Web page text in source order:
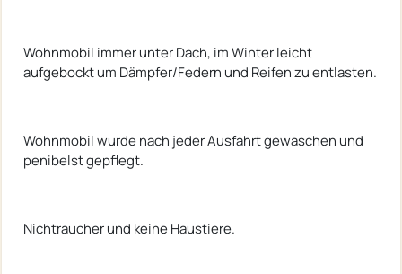
Wohnmobil immer unter Dach, im Winter leicht
aufgebockt um Dämpfer/Federn und Reifen zu entlasten.
Wohnmobil wurde nach jeder Ausfahrt gewaschen und
penibelst gepflegt.
Nichtraucher und keine Haustiere.